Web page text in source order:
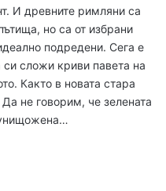
И древните римляни са
но са от избрани
подредени. Сега е
сложи криви павета на
Както в новата стара
не говорим, че зелената